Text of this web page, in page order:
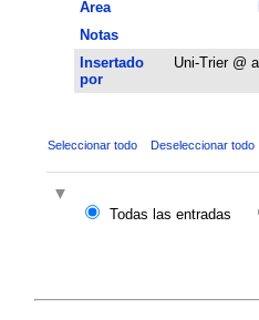
Área
Notas
Insertado
por
Uni-Trier @
Seleccionar todo Deseleccionar todo
Todas las entradas